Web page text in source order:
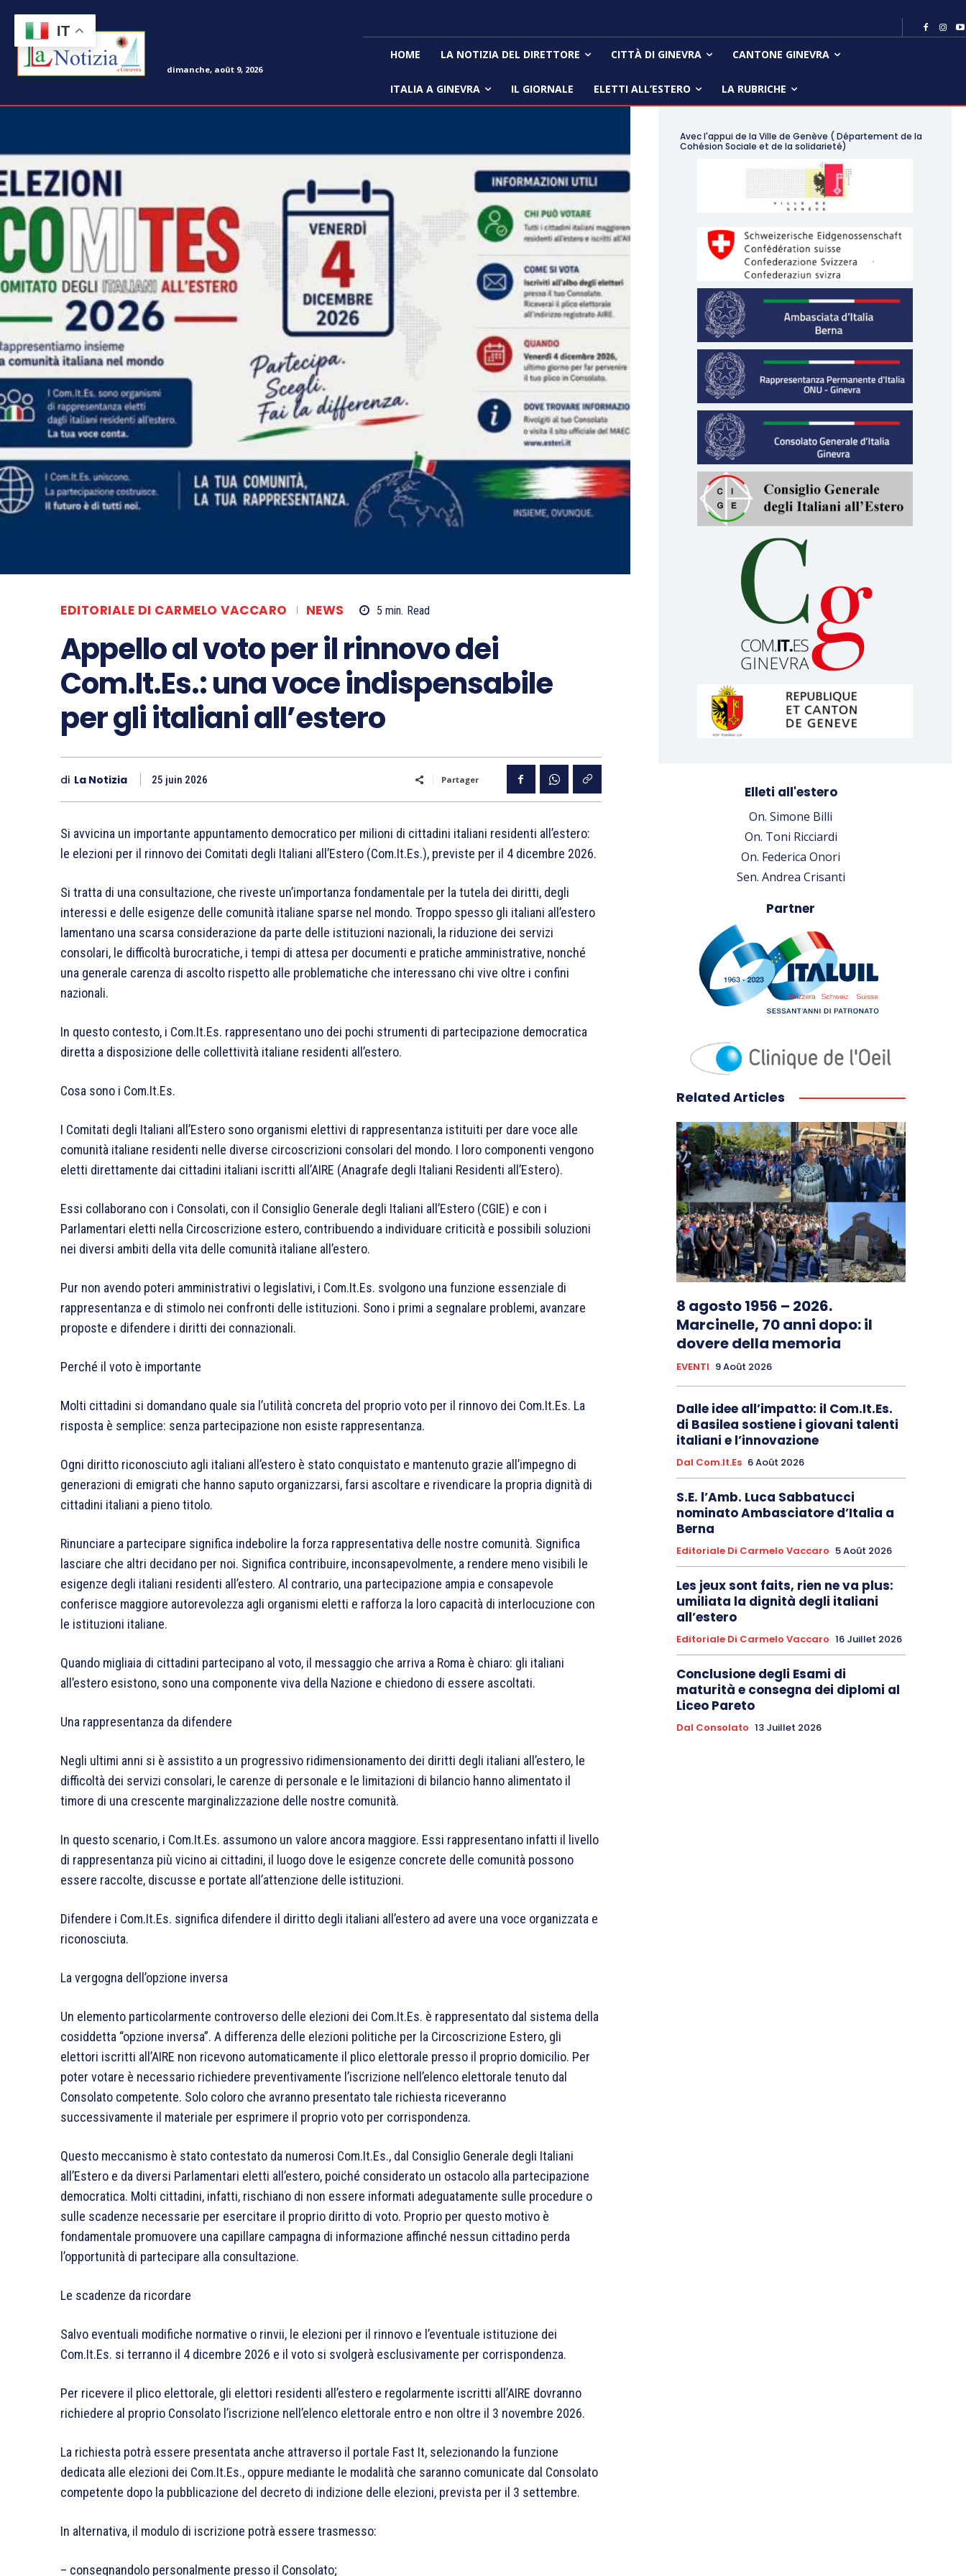
dimanche, août 9, 2026
HOME LA NOTIZIA DEL DIRETTORE CITTÀ DI GINEVRA CANTONE GINEVRA
ITALIA A GINEVRA IL GIORNALE ELETTI ALL’ESTERO LA RUBRICHE
EDITORIALE DI CARMELO VACCARO NEWS 5 min. Read
Appello al voto per il rinnovo dei
Com.It.Es.: una voce indispensabile
per gli italiani all’estero
di La Notizia 25 juin 2026 Partager
Si avvicina un importante appuntamento democratico per milioni di cittadini italiani residenti all’estero:
le elezioni per il rinnovo dei Comitati degli Italiani all’Estero (Com.It.Es.), previste per il 4 dicembre 2026.
Si tratta di una consultazione, che riveste un’importanza fondamentale per la tutela dei diritti, degli
interessi e delle esigenze delle comunità italiane sparse nel mondo. Troppo spesso gli italiani all’estero
lamentano una scarsa considerazione da parte delle istituzioni nazionali, la riduzione dei servizi
consolari, le difficoltà burocratiche, i tempi di attesa per documenti e pratiche amministrative, nonché
una generale carenza di ascolto rispetto alle problematiche che interessano chi vive oltre i confini
nazionali.
In questo contesto, i Com.It.Es. rappresentano uno dei pochi strumenti di partecipazione democratica
diretta a disposizione delle collettività italiane residenti all’estero.
Cosa sono i Com.It.Es.
I Comitati degli Italiani all’Estero sono organismi elettivi di rappresentanza istituiti per dare voce alle
comunità italiane residenti nelle diverse circoscrizioni consolari del mondo. I loro componenti vengono
eletti direttamente dai cittadini italiani iscritti all’AIRE (Anagrafe degli Italiani Residenti all’Estero).
Essi collaborano con i Consolati, con il Consiglio Generale degli Italiani all’Estero (CGIE) e con i
Parlamentari eletti nella Circoscrizione estero, contribuendo a individuare criticità e possibili soluzioni
nei diversi ambiti della vita delle comunità italiane all’estero.
Pur non avendo poteri amministrativi o legislativi, i Com.It.Es. svolgono una funzione essenziale di
rappresentanza e di stimolo nei confronti delle istituzioni. Sono i primi a segnalare problemi, avanzare
proposte e difendere i diritti dei connazionali.
Perché il voto è importante
Molti cittadini si domandano quale sia l’utilità concreta del proprio voto per il rinnovo dei Com.It.Es. La
risposta è semplice: senza partecipazione non esiste rappresentanza.
Ogni diritto riconosciuto agli italiani all’estero è stato conquistato e mantenuto grazie all’impegno di
generazioni di emigrati che hanno saputo organizzarsi, farsi ascoltare e rivendicare la propria dignità di
cittadini italiani a pieno titolo.
Rinunciare a partecipare significa indebolire la forza rappresentativa delle nostre comunità. Significa
lasciare che altri decidano per noi. Significa contribuire, inconsapevolmente, a rendere meno visibili le
esigenze degli italiani residenti all’estero. Al contrario, una partecipazione ampia e consapevole
conferisce maggiore autorevolezza agli organismi eletti e rafforza la loro capacità di interlocuzione con
le istituzioni italiane.
Quando migliaia di cittadini partecipano al voto, il messaggio che arriva a Roma è chiaro: gli italiani
all’estero esistono, sono una componente viva della Nazione e chiedono di essere ascoltati.
Una rappresentanza da difendere
Negli ultimi anni si è assistito a un progressivo ridimensionamento dei diritti degli italiani all’estero, le
difficoltà dei servizi consolari, le carenze di personale e le limitazioni di bilancio hanno alimentato il
timore di una crescente marginalizzazione delle nostre comunità.
In questo scenario, i Com.It.Es. assumono un valore ancora maggiore. Essi rappresentano infatti il livello
di rappresentanza più vicino ai cittadini, il luogo dove le esigenze concrete delle comunità possono
essere raccolte, discusse e portate all’attenzione delle istituzioni.
Difendere i Com.It.Es. significa difendere il diritto degli italiani all’estero ad avere una voce organizzata e
riconosciuta.
La vergogna dell’opzione inversa
Un elemento particolarmente controverso delle elezioni dei Com.It.Es. è rappresentato dal sistema della
cosiddetta “opzione inversa”. A differenza delle elezioni politiche per la Circoscrizione Estero, gli
elettori iscritti all’AIRE non ricevono automaticamente il plico elettorale presso il proprio domicilio. Per
poter votare è necessario richiedere preventivamente l’iscrizione nell’elenco elettorale tenuto dal
Consolato competente. Solo coloro che avranno presentato tale richiesta riceveranno
successivamente il materiale per esprimere il proprio voto per corrispondenza.
Questo meccanismo è stato contestato da numerosi Com.It.Es., dal Consiglio Generale degli Italiani
all’Estero e da diversi Parlamentari eletti all’estero, poiché considerato un ostacolo alla partecipazione
democratica. Molti cittadini, infatti, rischiano di non essere informati adeguatamente sulle procedure o
sulle scadenze necessarie per esercitare il proprio diritto di voto. Proprio per questo motivo è
fondamentale promuovere una capillare campagna di informazione affinché nessun cittadino perda
l’opportunità di partecipare alla consultazione.
Le scadenze da ricordare
Salvo eventuali modifiche normative o rinvii, le elezioni per il rinnovo e l’eventuale istituzione dei
Com.It.Es. si terranno il 4 dicembre 2026 e il voto si svolgerà esclusivamente per corrispondenza.
Per ricevere il plico elettorale, gli elettori residenti all’estero e regolarmente iscritti all’AIRE dovranno
richiedere al proprio Consolato l’iscrizione nell’elenco elettorale entro e non oltre il 3 novembre 2026.
La richiesta potrà essere presentata anche attraverso il portale Fast It, selezionando la funzione
dedicata alle elezioni dei Com.It.Es., oppure mediante le modalità che saranno comunicate dal Consolato
competente dopo la pubblicazione del decreto di indizione delle elezioni, prevista per il 3 settembre.
In alternativa, il modulo di iscrizione potrà essere trasmesso:
– consegnandolo personalmente presso il Consolato;
Avec l'appui de la Ville de Genève ( Département de la
Cohésion Sociale et de la solidarieté)
Elleti all'estero
On. Simone Billi
On. Toni Ricciardi
On. Federica Onori
Sen. Andrea Crisanti
Partner
Related Articles
8 agosto 1956 – 2026.
Marcinelle, 70 anni dopo: il
dovere della memoria
EVENTI 9 Août 2026
Dalle idee all’impatto: il Com.It.Es.
di Basilea sostiene i giovani talenti
italiani e l’innovazione
Dal Com.It.Es 6 Août 2026
S.E. l’Amb. Luca Sabbatucci
nominato Ambasciatore d’Italia a
Berna
Editoriale Di Carmelo Vaccaro 5 Août 2026
Les jeux sont faits, rien ne va plus:
umiliata la dignità degli italiani
all’estero
Editoriale Di Carmelo Vaccaro 16 Juillet 2026
Conclusione degli Esami di
maturità e consegna dei diplomi al
Liceo Pareto
Dal Consolato 13 Juillet 2026
IT